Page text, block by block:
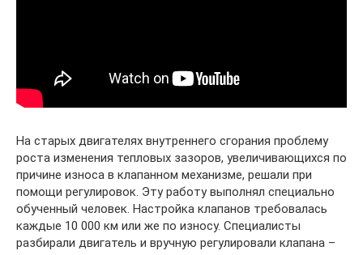
На старых двигателях внутреннего сгорания проблему
роста изменения тепловых зазоров, увеличивающихся по
причине износа в клапанном механизме, решали при
помощи регулировок. Эту работу выполнял специально
обученный человек. Настройка клапанов требовалась
каждые 10 000 км или же по износу. Специалисты
разбирали двигатель и вручную регулировали клапана –